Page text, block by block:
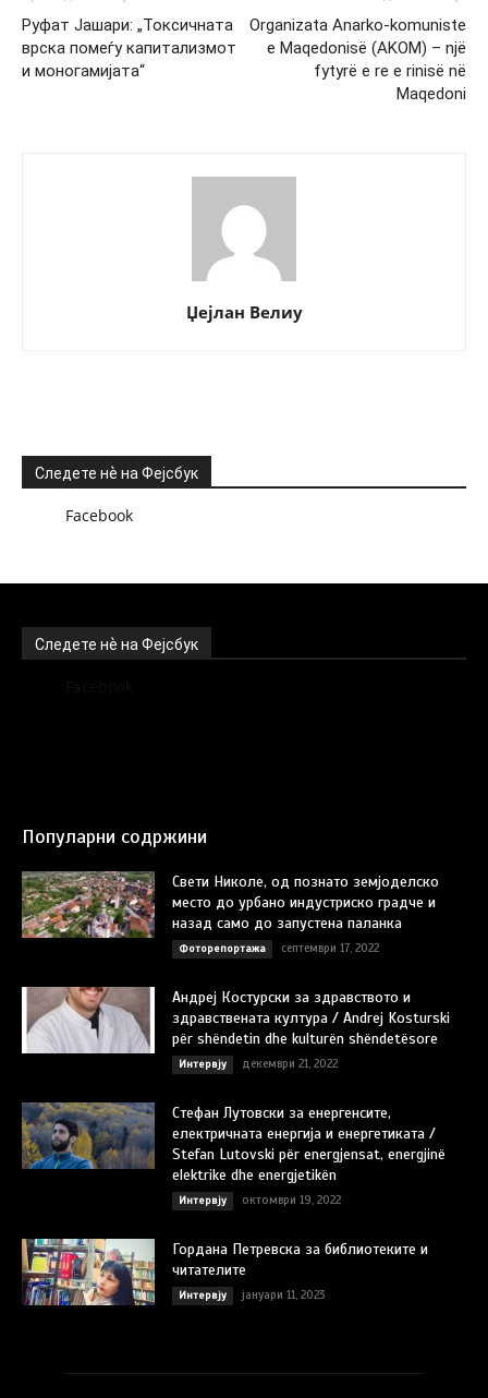
Руфат Јашари: „Токсичната
врска помеѓу капитализмот
и моногамијата“
Organizata Anarko-komuniste
e Maqedonisë (AKOM) – një
fytyrë e re e rinisë në
Maqedoni
Џејлан Велиу
Следете нѐ на Фејсбук
Facebook
Следете нѐ на Фејсбук
Популарни содржини
Свети Николе, од познато земјоделско
место до урбано индустриско градче и
назад само до запустена паланка
Фоторепортажа септември 17, 2022
Андреј Костурски за здравството и
здравствената култура / Andrej Kosturski
për shëndetin dhe kulturën shëndetësore
Интервју декември 21, 2022
Стефан Лутовски за енергенсите,
електричната енергија и енергетиката /
Stefan Lutovski për energjensat, energjinë
elektrike dhe energjetikën
Интервју октомври 19, 2022
Гордана Петревска за библиотеките и
читателите
Интервју јануари 11, 2023